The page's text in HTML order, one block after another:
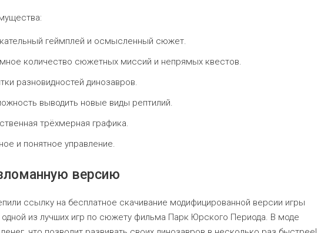
геймплей и осмысленный сюжет.
количество сюжетных миссий и непрямых квестов.
разновидностей динозавров.
выводить новые виды рептилий.
трёхмерная графика.
и понятное управление.
версию
ссылку на бесплатное скачивание модифицированной версии игры
из лучших игр по сюжету фильма Парк Юрского Периода. В моде